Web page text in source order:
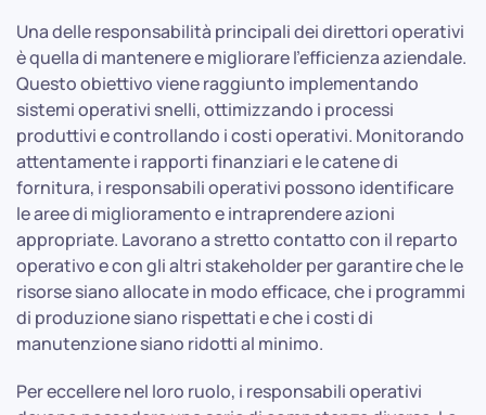
Una delle responsabilità principali dei direttori operativi
è quella di mantenere e migliorare l'efficienza aziendale.
Questo obiettivo viene raggiunto implementando
sistemi operativi snelli, ottimizzando i processi
produttivi e controllando i costi operativi. Monitorando
attentamente i rapporti finanziari e le catene di
fornitura, i responsabili operativi possono identificare
le aree di miglioramento e intraprendere azioni
appropriate. Lavorano a stretto contatto con il reparto
operativo e con gli altri stakeholder per garantire che le
risorse siano allocate in modo efficace, che i programmi
di produzione siano rispettati e che i costi di
manutenzione siano ridotti al minimo.
Per eccellere nel loro ruolo, i responsabili operativi